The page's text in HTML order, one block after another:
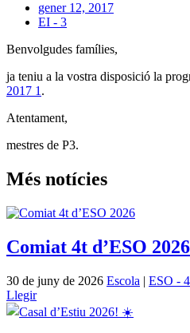
gener 12, 2017
EI - 3
Benvolgudes famílies,
ja teniu a la vostra disposició la
2017 1 .
Atentament,
mestres de P3.
Més notícies
Comiat 4t d’ESO 2026
30 de juny de 2026 Escola | ESO - 4
Llegir